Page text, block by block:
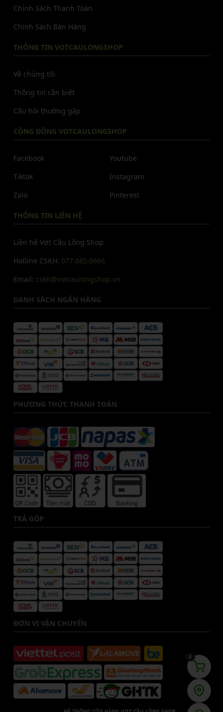
Chính Sách Thanh Toán
Chính Sách Bán Hàng
THÔNG TIN VOTCAULONGSHOP
Về chúng tôi
Thông tin cần biết
Câu hỏi thường gặp
CỘNG ĐỒNG VOTCAULONGSHOP
Facebook
Tiktok
Zalo
Youtube
Instagram
Pinterest
THÔNG TIN LIÊN HỆ
Liên hệ Vợt Cầu Lông Shop
Hotline CSKH: 077.685.6666
Email: cskh@votcaulongshop.vn
DANH SÁCH NGÂN HÀNG
PHƯƠNG THỨC THANH TOÁN
TRẢ GÓP
ĐƠN VỊ VẬN CHUYỂN
0